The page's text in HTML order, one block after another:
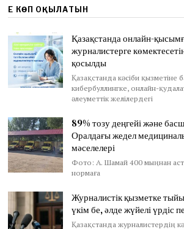
ЕҢ КӨП ОҚЫЛАТЫН
Қазақстанда онлайн-
журналистерге
қосылды
Қазақстанда кәсіби қызметіне
кибербуллингке, онлайн-
әлеуметтік желілердегі
89% тозу деңгейі және
Оралдағы жедел
мәселелері
Фото: А. Шамай 400 мыңнан
нормаға
Журналистік қызметке
үкім бе, әлде жүйелі үрдіс
Қазақстанда журналистердің